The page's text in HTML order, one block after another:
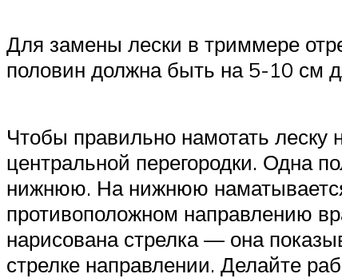
Для замены лески в триммере
половин должна быть на 5-10 см
Чтобы правильно намотать леску
центральной перегородки. Одна
нижнюю. На нижнюю
противоположном направлению
нарисована стрелка — она
стрелке направлении. Делайте